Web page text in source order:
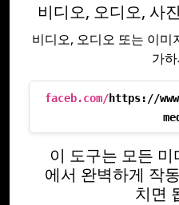
비디오, 오디오, 사
비디오, 오디오 또는 이미
가
faceb.com/https://
이 도구는 모든
에서 완벽하게 작
치면